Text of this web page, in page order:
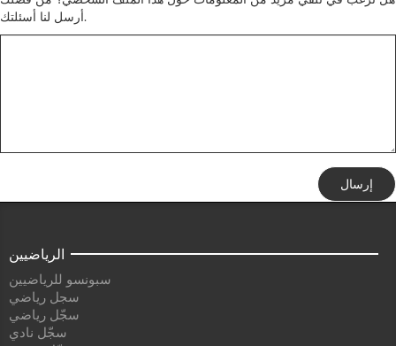
أرسل لنا أسئلتك.
إرسال
الرياضيين
سبونسو للرياضيين
سجل رياضي
سجّل رياضي
سجّل نادي